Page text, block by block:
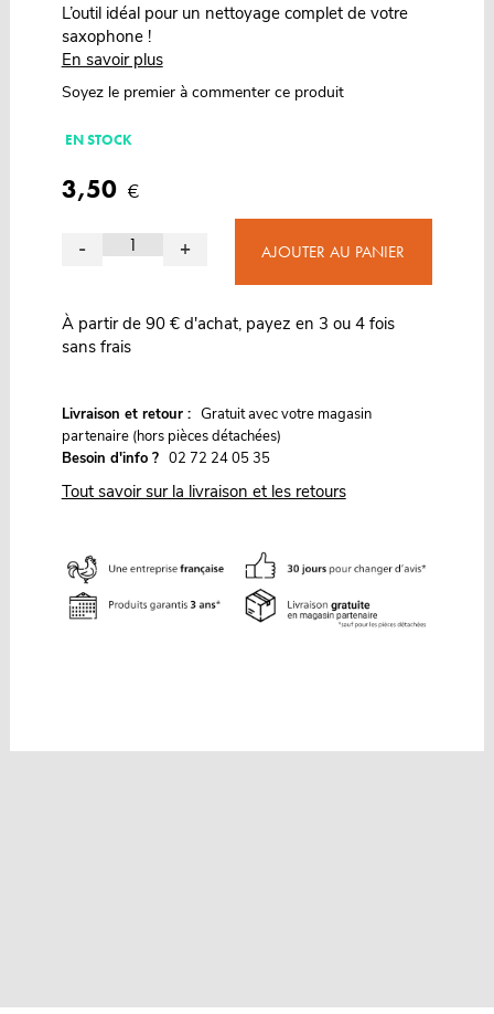
L’outil idéal pour un nettoyage complet de votre
saxophone !
En savoir plus
Soyez le premier à commenter ce produit
EN STOCK
3,50 €
- + AJOUTER AU PANIER
À partir de 90 € d'achat, payez en 3 ou 4 fois
sans frais
Livraison et retour : Gratuit avec votre magasin
partenaire (hors pièces détachées)
Besoin d'info ? 02 72 24 05 35
Tout savoir sur la livraison et les retours